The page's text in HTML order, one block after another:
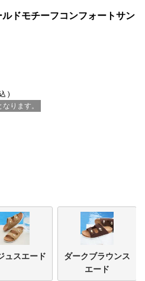
ルドモチーフコンフォートサン
ります。
ュスエード
ダークブラウンス
エード